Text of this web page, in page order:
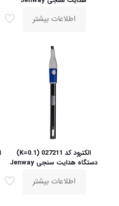
اطلاعات بیشتر
الکترود کد 027211 (K=0.1)
دستگاه هدایت سنجی Jenway
اطلاعات بیشتر